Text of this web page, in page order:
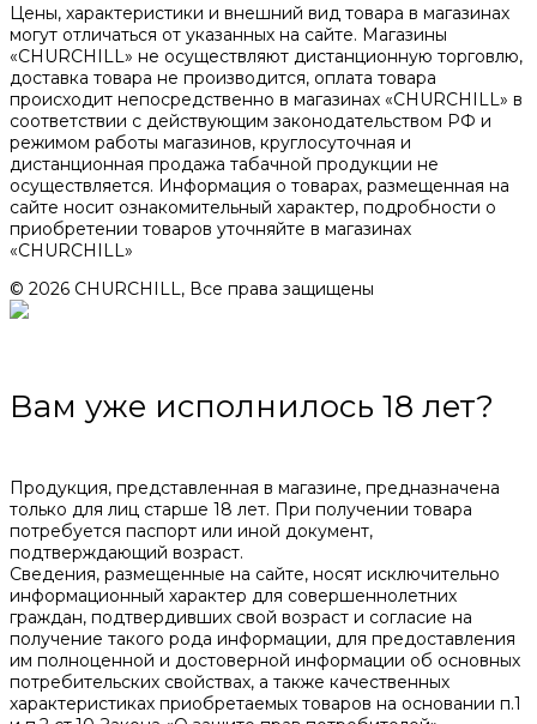
Цены, характеристики и внешний вид товара в магазинах
могут отличаться от указанных на сайте. Магазины
«CHURCHILL» не осуществляют дистанционную торговлю,
доставка товара не производится, оплата товара
происходит непосредственно в магазинах «CHURCHILL» в
соответствии с действующим законодательством РФ и
режимом работы магазинов, круглосуточная и
дистанционная продажа табачной продукции не
осуществляется. Информация о товарах, размещенная на
сайте носит ознакомительный характер, подробности о
приобретении товаров уточняйте в магазинах
«CHURCHILL»
© 2026 CHURCHILL, Все права защищены
Вам уже исполнилось 18 лет?
Продукция, представленная в магазине, предназначена
только для лиц старше 18 лет. При получении товара
потребуется паспорт или иной документ,
подтверждающий возраст.
Сведения, размещенные на сайте, носят исключительно
информационный характер для совершеннолетних
граждан, подтвердивших свой возраст и согласие на
получение такого рода информации, для предоставления
им полноценной и достоверной информации об основных
потребительских свойствах, а также качественных
характеристиках приобретаемых товаров на основании п.1